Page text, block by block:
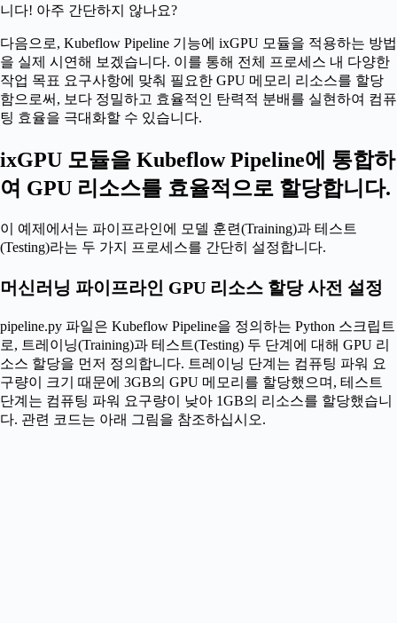
니다! 아주 간단하지 않나요?
다음으로, Kubeflow Pipeline 기능에 ixGPU 모듈을 적용하는 방법
을 실제 시연해 보겠습니다. 이를 통해 전체 프로세스 내 다양한
작업 목표 요구사항에 맞춰 필요한 GPU 메모리 리소스를 할당
함으로써, 보다 정밀하고 효율적인 탄력적 분배를 실현하여 컴퓨
팅 효율을 극대화할 수 있습니다.
ixGPU 모듈을 Kubeflow Pipeline에 통합하
여 GPU 리소스를 효율적으로 할당합니다.
이 예제에서는 파이프라인에 모델 훈련(Training)과 테스트
(Testing)라는 두 가지 프로세스를 간단히 설정합니다.
머신러닝 파이프라인 GPU 리소스 할당 사전 설정
pipeline.py 파일은 Kubeflow Pipeline을 정의하는 Python 스크립트
로, 트레이닝(Training)과 테스트(Testing) 두 단계에 대해 GPU 리
소스 할당을 먼저 정의합니다. 트레이닝 단계는 컴퓨팅 파워 요
구량이 크기 때문에 3GB의 GPU 메모리를 할당했으며, 테스트
단계는 컴퓨팅 파워 요구량이 낮아 1GB의 리소스를 할당했습니
다. 관련 코드는 아래 그림을 참조하십시오.